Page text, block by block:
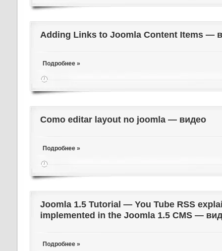
Adding Links to Joomla Content Items —
Подробнее »
Como editar layout no joomla — видео
Подробнее »
Joomla 1.5 Tutorial — You Tube RSS
implemented in the Joomla 1.5 CMS —
Подробнее »